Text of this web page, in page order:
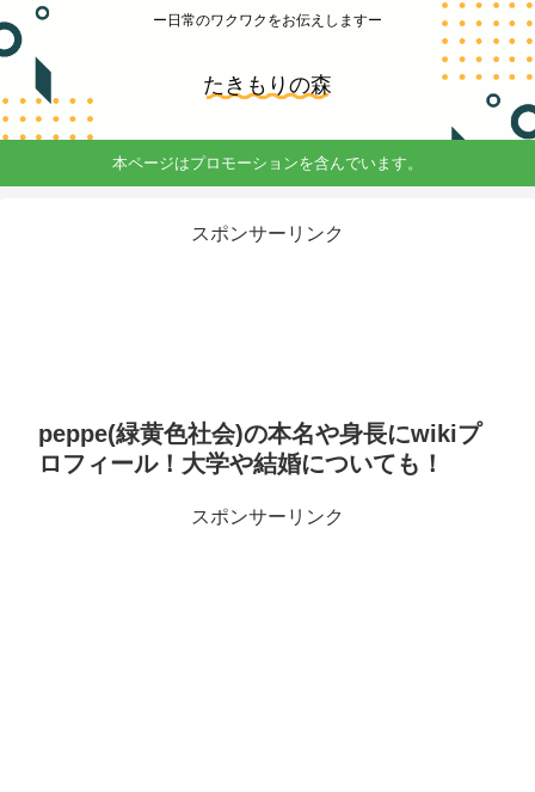
ー日常のワクワクをお伝えしますー
たきもりの森
本ページはプロモーションを含んでいます。
スポンサーリンク
peppe(緑黄色社会)の本名や身長にwikiプ
ロフィール！大学や結婚についても！
スポンサーリンク